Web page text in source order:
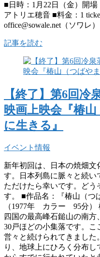
■日時：1月22日（金）開場
アトリエ穂音 ■料金：1
office@sowale.net（ソワレ
記事を読む
【終了】第6回
映画上映会『椿
に生きる』
イベント情報
新年初回は、日本の焼畑
す。日本列島に脈々と続い
ただけたら幸いです。どう
す。 ■作品名：『椿山（つ
（1977年 カラー 95分）
四国の最高峰石鎚山の南
30戸ほどの小集落です。
営々と続けられてきました
り、地球上にひろく分布